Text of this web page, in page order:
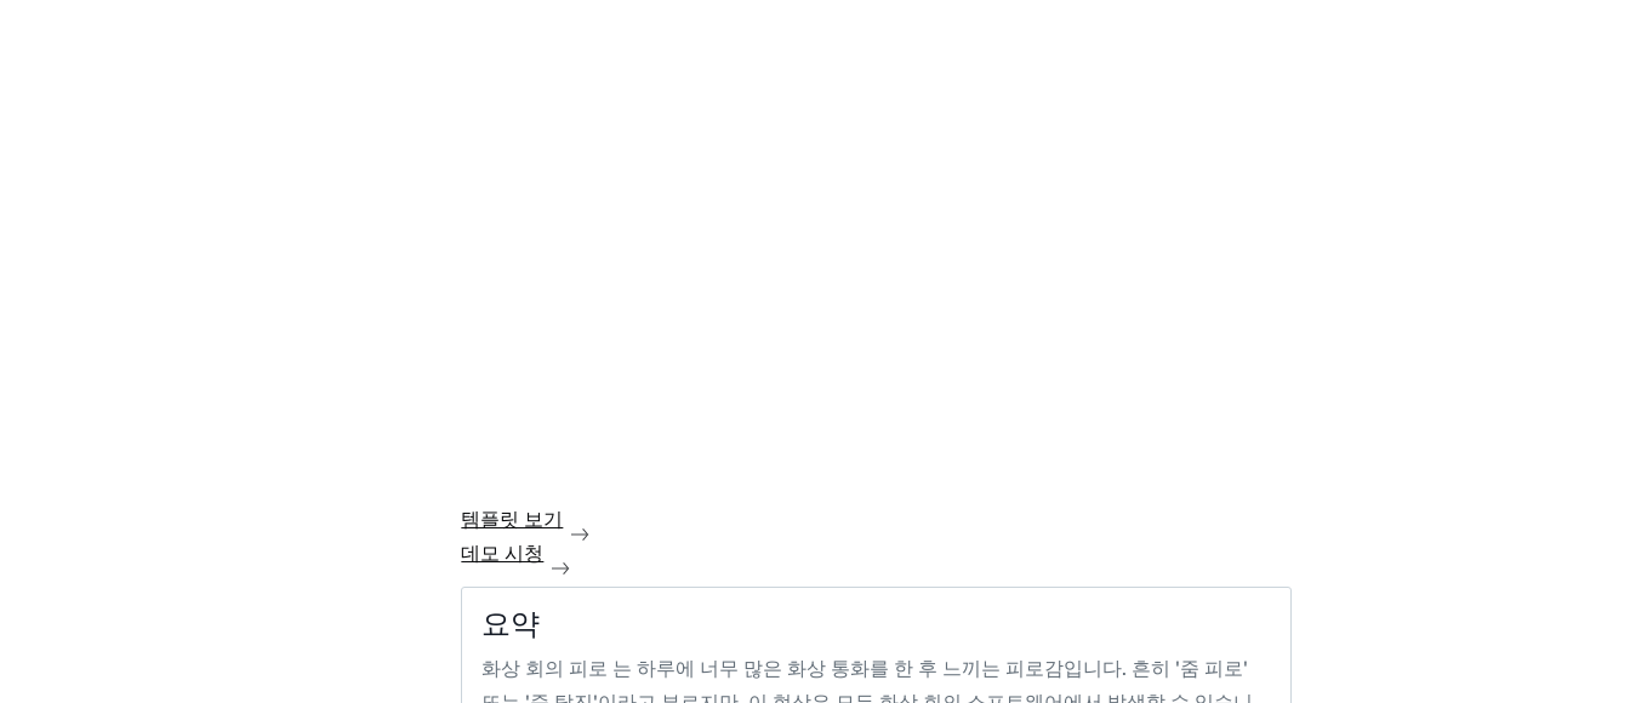
템플릿 보기
데모 시청
요약
화상 회의 피로 는 하루에 너무 많은 화상 통화를 한 후 느끼는 피로감입니다. 흔히 '줌 피로'